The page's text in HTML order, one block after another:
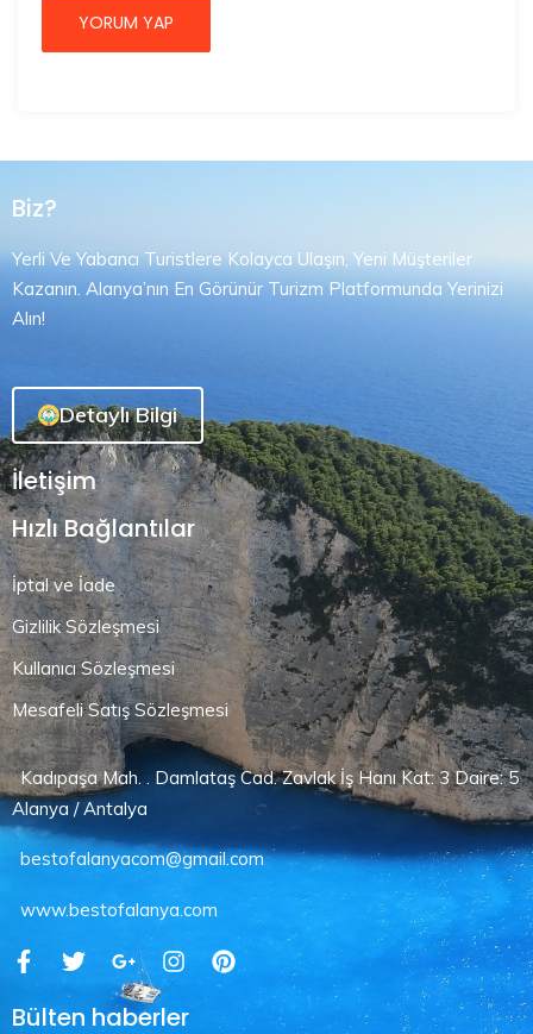
Biz?
Yerli Ve Yabancı Turistlere Kolayca Ulaşın, Yeni Müşteriler
Kazanın. Alanya’nın En Görünür Turizm Platformunda Yerinizi
Alın!
Detaylı Bilgi
İletişim
Hızlı Bağlantılar
İptal ve İade
Gizlilik Sözleşmesi
Kullanıcı Sözleşmesi
Mesafeli Satış Sözleşmesi
Kadıpaşa Mah. . Damlataş Cad. Zavlak İş Hanı Kat: 3 Daire: 5
Alanya / Antalya
bestofalanyacom@gmail.com
www.bestofalanya.com
Bülten haberler